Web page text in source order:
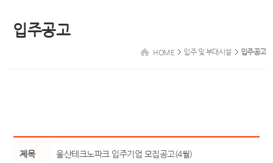
입주공고
HOME 입주 및 부대시설 입주공고
제목 울산테크노파크 입주기업 모집공고(4월)